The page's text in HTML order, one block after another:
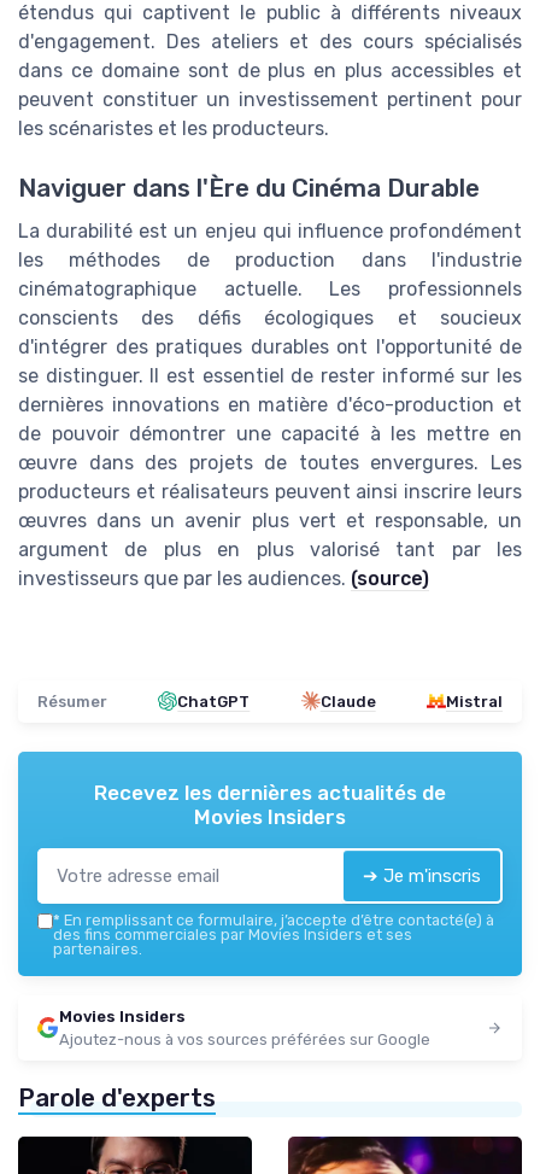
étendus qui captivent le public à différents niveaux
d'engagement. Des ateliers et des cours spécialisés
dans ce domaine sont de plus en plus accessibles et
peuvent constituer un investissement pertinent pour
les scénaristes et les producteurs.
Naviguer dans l'Ère du Cinéma Durable
La durabilité est un enjeu qui influence profondément
les méthodes de production dans l'industrie
cinématographique actuelle. Les professionnels
conscients des défis écologiques et soucieux
d'intégrer des pratiques durables ont l'opportunité de
se distinguer. Il est essentiel de rester informé sur les
dernières innovations en matière d'éco-production et
de pouvoir démontrer une capacité à les mettre en
œuvre dans des projets de toutes envergures. Les
producteurs et réalisateurs peuvent ainsi inscrire leurs
œuvres dans un avenir plus vert et responsable, un
argument de plus en plus valorisé tant par les
investisseurs que par les audiences. (source)
Résumer ChatGPT Claude Mistral
Recevez les dernières actualités de
Movies Insiders
➔ Je m'inscris
* En remplissant ce formulaire, j’accepte d’être contacté(e) à
des fins commerciales par Movies Insiders et ses
partenaires.
Movies Insiders
Ajoutez-nous à vos sources préférées sur Google
Parole d'experts